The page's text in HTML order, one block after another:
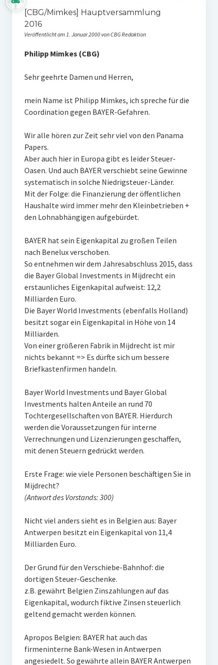
[CBG/Mimkes] Hauptversammlung
2016
Veröffentlicht am 1. Januar 2000 von CBG Redaktion
Philipp Mimkes (CBG)
Sehr geehrte Damen und Herren,
mein Name ist Philipp Mimkes, ich spreche für die
Coordination gegen BAYER-Gefahren.
Wir alle hören zur Zeit sehr viel von den Panama
Papers.
Aber auch hier in Europa gibt es leider Steuer-
Oasen. Und auch BAYER verschiebt seine Gewinne
systematisch in solche Niedrigsteuer-Länder.
Mit der Folge: die Finanzierung der öffentlichen
Haushalte wird immer mehr den Kleinbetrieben +
den Lohnabhängigen aufgebürdet.
BAYER hat sein Eigenkapital zu großen Teilen
nach Benelux verschoben.
So entnehmen wir dem Jahresabschluss 2015, dass
die Bayer Global Investments in Mijdrecht ein
erstaunliches Eigenkapital aufweist: 12,2
Milliarden Euro.
Die Bayer World Investments (ebenfalls Holland)
besitzt sogar ein Eigenkapital in Höhe von 14
Milliarden.
Von einer größeren Fabrik in Mijdrecht ist mir
nichts bekannt => Es dürfte sich um bessere
Briefkastenfirmen handeln.
Bayer World Investments und Bayer Global
Investments halten Anteile an rund 70
Tochtergesellschaften von BAYER. Hierdurch
werden die Voraussetzungen für interne
Verrechnungen und Lizenzierungen geschaffen,
mit denen Steuern gedrückt werden.
Erste Frage: wie viele Personen beschäftigen Sie in
Mijdrecht?
(Antwort des Vorstands: 300)
Nicht viel anders sieht es in Belgien aus: Bayer
Antwerpen besitzt ein Eigenkapital von 11,4
Milliarden Euro.
Der Grund für den Verschiebe-Bahnhof: die
dortigen Steuer-Geschenke.
z.B. gewährt Belgien Zinszahlungen auf das
Eigenkapital, wodurch fiktive Zinsen steuerlich
geltend gemacht werden können.
Apropos Belgien: BAYER hat auch das
firmeninterne Bank-Wesen in Antwerpen
angesiedelt. So gewährte allein BAYER Antwerpen